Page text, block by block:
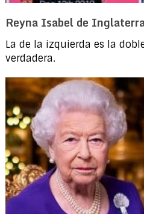
Reyna Isabel de
La de la izquierda es la
verdadera.